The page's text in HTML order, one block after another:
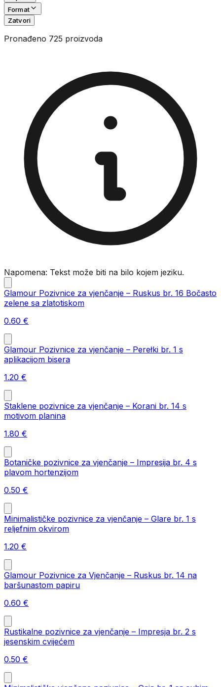
Format
Zatvori
Pronađeno 725 proizvoda
Napomena: Tekst može biti na bilo kojem jeziku.
Glamour Pozivnice za vjenčanje – Ruskus br. 16 Bočasto
zelene sa zlatotiskom
0.60 €
Glamour Pozivnice za vjenčanje – Perełki br. 1 s
aplikacijom bisera
1.20 €
Staklene pozivnice za vjenčanje – Korani br. 14 s
motivom planina
1.80 €
Botaničke pozivnice za vjenčanje – Impresija br. 4 s
plavom hortenzijom
0.50 €
Minimalističke pozivnice za vjenčanje – Glare br. 1 s
reljefnim okvirom
1.20 €
Glamour Pozivnice za Vjenčanje – Ruskus br. 14 na
baršunastom papiru
0.60 €
Rustikalne pozivnice za vjenčanje – Impresja br. 2 s
jesenskim cvijećem
0.50 €